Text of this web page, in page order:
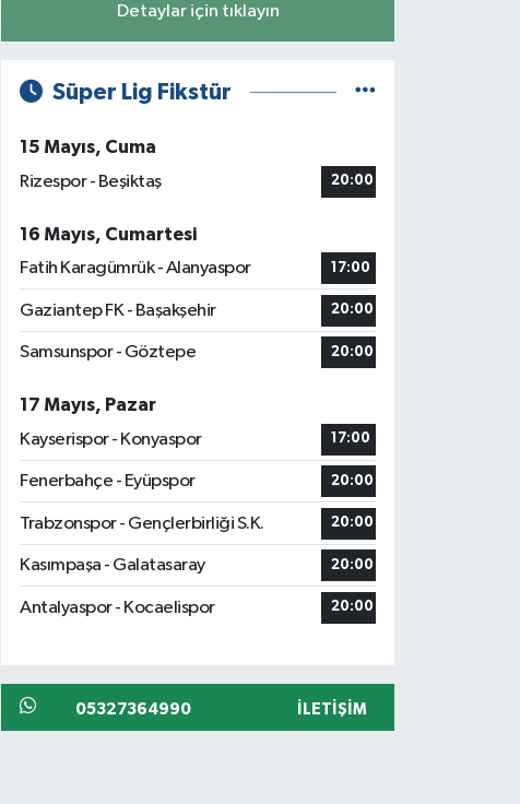
Detaylar için tıklayın
Süper Lig Fikstür
15 Mayıs, Cuma
Rizespor - Beşiktaş
20:00
16 Mayıs, Cumartesi
Fatih Karagümrük - Alanyaspor
17:00
Gaziantep FK - Başakşehir 20:00
Samsunspor - Göztepe 20:00
17 Mayıs, Pazar
Kayserispor - Konyaspor
17:00
Fenerbahçe - Eyüpspor 20:00
Trabzonspor - Gençlerbirliği S.K. 20:00
Kasımpaşa - Galatasaray 20:00
Antalyaspor - Kocaelispor 20:00
05327364990 İLETIŞIM